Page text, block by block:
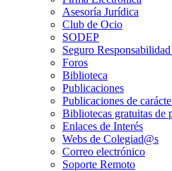
Asesoría Jurídica
Club de Ocio
SODEP
Seguro
Foros
Biblioteca
Publicaciones
Publicaciones de
Bibliotecas gratuitas de
Enlaces de Interés
Webs de Colegiad@s
Correo electrónico
Soporte Remoto